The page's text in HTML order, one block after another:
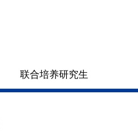
联合培养研究生